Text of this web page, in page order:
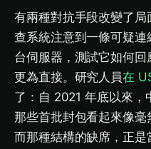
有兩種對抗手段改變了
查系統注意到一條可疑
台伺服器，測試它如何
更為直接。研究人員在
了：自 2021 年底以來，
那些首批封包看起來像
而那種結構的缺席，正